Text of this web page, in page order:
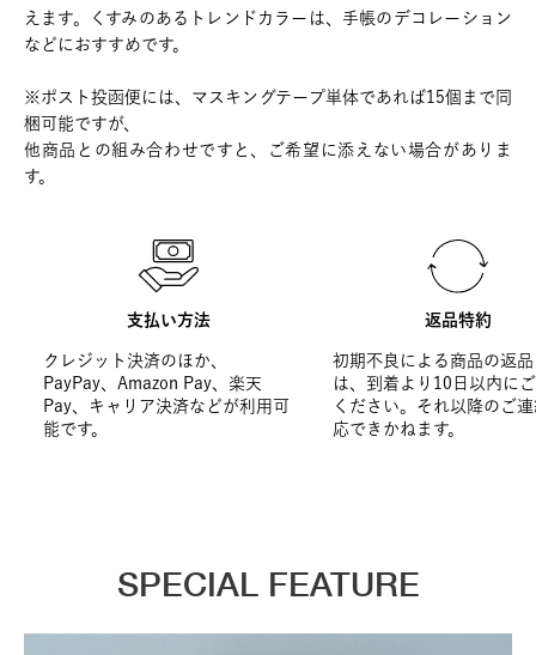
えます。くすみのあるトレンドカラーは、手帳のデコレーション
などにおすすめです。
※ポスト投函便には、マスキングテープ単体であれば15個まで同
梱可能ですが、
他商品との組み合わせですと、ご希望に添えない場合がありま
す。
支払い方法
クレジット決済のほか、
PayPay、Amazon Pay、楽天
Pay、キャリア決済などが利用可
能です。
返品特約
初期不良による商品の返
は、到着より10日以内に
ください。それ以降のご
応できかねます。
SPECIAL FEATURE